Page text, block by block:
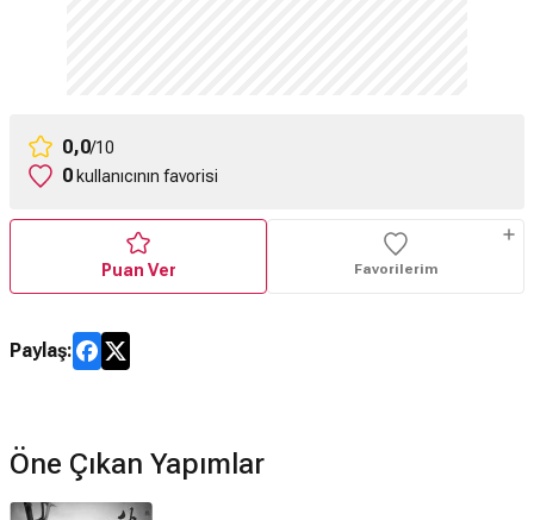
0,0/10
0kullanıcının favorisi
Puan Ver Favorilerim
Paylaş:
Öne Çıkan Yapımlar